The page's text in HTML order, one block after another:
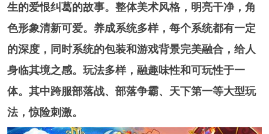
生的爱恨纠葛的故事。整体美术风格，明亮干净，角
色形象清新可爱。养成系统多样，每个系统都有一定
的深度，同时系统的包装和游戏背景完美融合，给人
身临其境之感。玩法多样，融趣味性和可玩性于一
体。其中跨服部落战、部落争霸、天下第一等大型玩
法，惊险刺激。